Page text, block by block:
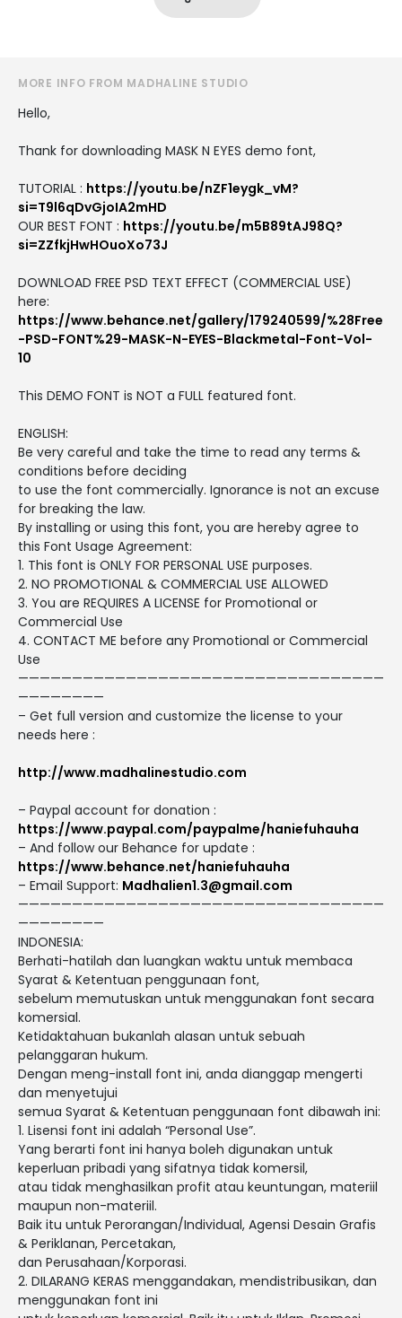
MORE INFO FROM MADHALINE STUDIO
Hello,
Thank for downloading MASK N EYES demo font,
TUTORIAL : https://youtu.be/nZF1eygk_vM?
si=T9l6qDvGjoIA2mHD
OUR BEST FONT : https://youtu.be/m5B89tAJ98Q?
si=ZZfkjHwHOuoXo73J
DOWNLOAD FREE PSD TEXT EFFECT (COMMERCIAL USE)
here:
https://www.behance.net/gallery/179240599/%28Free
-PSD-FONT%29-MASK-N-EYES-Blackmetal-Font-Vol-
10
This DEMO FONT is NOT a FULL featured font.
ENGLISH:
Be very careful and take the time to read any terms &
conditions before deciding
to use the font commercially. Ignorance is not an excuse
for breaking the law.
By installing or using this font, you are hereby agree to
this Font Usage Agreement:
1. This font is ONLY FOR PERSONAL USE purposes.
2. NO PROMOTIONAL & COMMERCIAL USE ALLOWED
3. You are REQUIRES A LICENSE for Promotional or
Commercial Use
4. CONTACT ME before any Promotional or Commercial
Use
——————————————————————————————————
————————
– Get full version and customize the license to your
needs here :
http://www.madhalinestudio.com
– Paypal account for donation :
https://www.paypal.com/paypalme/haniefuhauha
– And follow our Behance for update :
https://www.behance.net/haniefuhauha
– Email Support: Madhalien1.3@gmail.com
——————————————————————————————————
————————
INDONESIA:
Berhati-hatilah dan luangkan waktu untuk membaca
Syarat & Ketentuan penggunaan font,
sebelum memutuskan untuk menggunakan font secara
komersial.
Ketidaktahuan bukanlah alasan untuk sebuah
pelanggaran hukum.
Dengan meng-install font ini, anda dianggap mengerti
dan menyetujui
semua Syarat & Ketentuan penggunaan font dibawah ini:
1. Lisensi font ini adalah “Personal Use”.
Yang berarti font ini hanya boleh digunakan untuk
keperluan pribadi yang sifatnya tidak komersil,
atau tidak menghasilkan profit atau keuntungan, materiil
maupun non-materiil.
Baik itu untuk Perorangan/Individual, Agensi Desain Grafis
& Periklanan, Percetakan,
dan Perusahaan/Korporasi.
2. DILARANG KERAS menggandakan, mendistribusikan, dan
menggunakan font ini